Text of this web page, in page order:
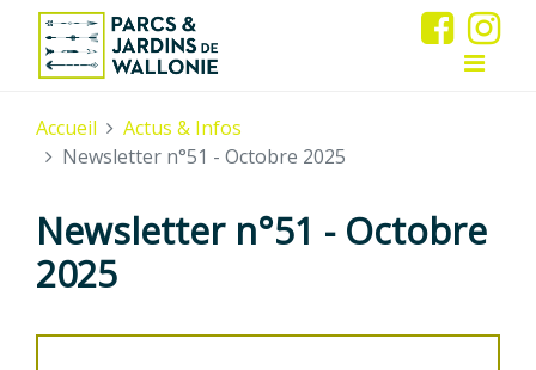
Accueil
Actus & Infos
Newsletter n°51 - Octobre 2025
Newsletter n°51 - Octobre
2025